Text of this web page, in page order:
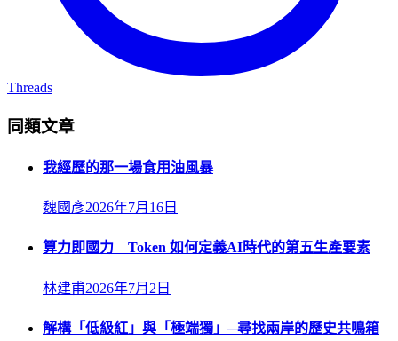
Threads
同類文章
我經歷的那一場食用油風暴
魏國彥2026年7月16日
算力即國力 Token 如何定義AI時代的第五生產要素
林建甫2026年7月2日
解構「低級紅」與「極端獨」─尋找兩岸的歷史共鳴箱